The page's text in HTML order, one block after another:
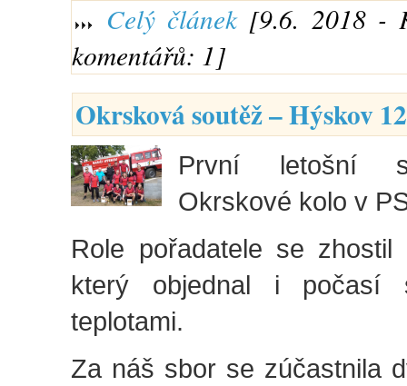
Celý článek[9.6. 2018 -
komentářů: 1]
Okrsková soutěž – Hýskov
První letošní
Okrskové kolo v
Role pořadatele se zhostil
který objednal i počasí
teplotami.
Za náš sbor se zúčastnila